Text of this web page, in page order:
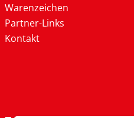
Warenzeichen
Partner-Links
Kontakt